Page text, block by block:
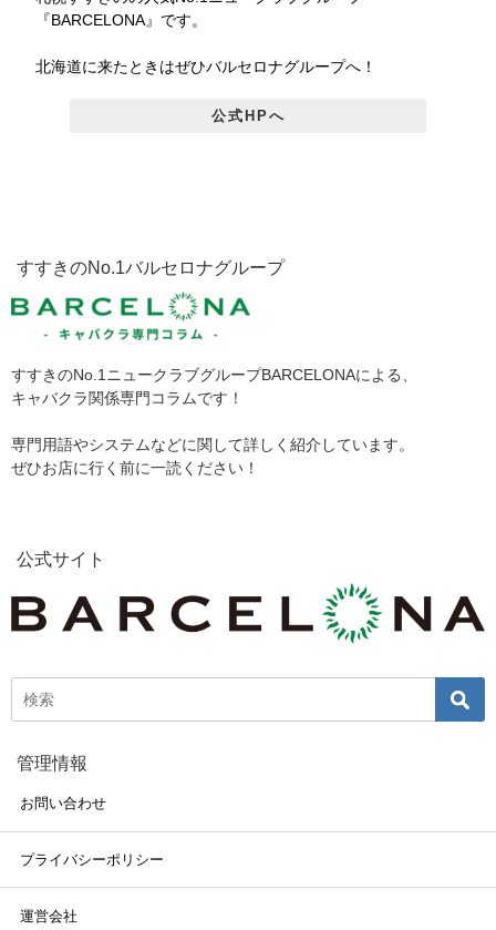
『BARCELONA』です。
北海道に来たときはぜひバルセロナグループへ！
公式HPへ
すすきのNo.1バルセロナグループ
すすきのNo.1ニュークラブグループBARCELONAによる、
キャバクラ関係専門コラムです！
専門用語やシステムなどに関して詳しく紹介しています。
ぜひお店に行く前に一読ください！
公式サイト
管理情報
お問い合わせ
プライバシーポリシー
運営会社